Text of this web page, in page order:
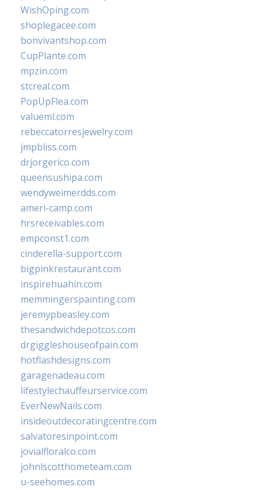
WishOping.com
shoplegacee.com
bonvivantshop.com
CupPlante.com
mpzin.com
stcreal.com
PopUpFlea.com
valueml.com
rebeccatorresjewelry.com
jmpbliss.com
drjorgerico.com
queensushipa.com
wendyweimerdds.com
ameri-camp.com
hrsreceivables.com
empconst1.com
cinderella-support.com
bigpinkrestaurant.com
inspirehuahin.com
memmingerspainting.com
jeremypbeasley.com
thesandwichdepotcos.com
drgiggleshouseofpain.com
hotflashdesigns.com
garagenadeau.com
lifestylechauffeurservice.com
EverNewNails.com
insideoutdecoratingcentre.com
salvatoresinpoint.com
jovialfloralco.com
johnlscotthometeam.com
u-seehomes.com